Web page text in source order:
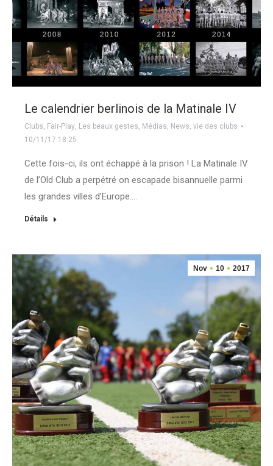
Le calendrier berlinois de la Matinale IV
Clubs, Fair-Play, Les beaux gestes, Médias, News, vie des clubs
10/11/17 18:25
Cette fois-ci, ils ont échappé à la prison ! La Matinale IV
de l’Old Club a perpétré on escapade bisannuelle parmi
les grandes villes d’Europe.…
Détails
Nov 10 2017